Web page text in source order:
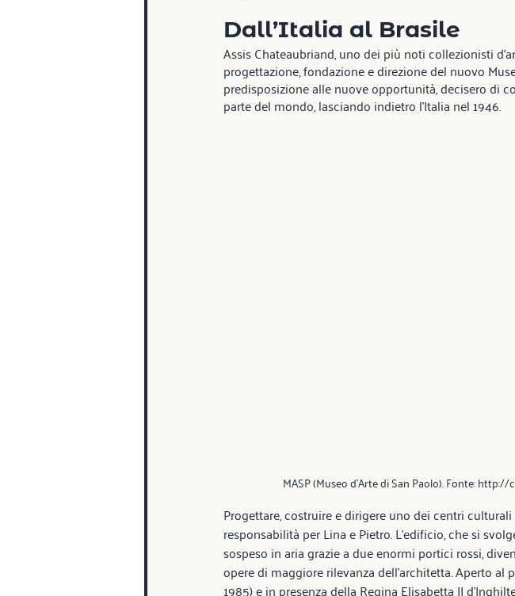
Dall’Italia al Brasile
Assis Chateaubriand, uno dei più noti collezionisti
progettazione, fondazione e direzione del nuovo
predisposizione alle nuove opportunità, decisero di
parte del mondo, lasciando indietro l’Italia nel 1946.
MASP (Museo d'Arte di San Paolo). Fonte:
Progettare, costruire e dirigere uno dei centri
responsabilità per Lina e Pietro. L’edificio, che si
sospeso in aria grazie a due enormi portici rossi,
opere di maggiore rilevanza dell’architetta. Aperto
1985) e in presenza della Regina Elisabetta II